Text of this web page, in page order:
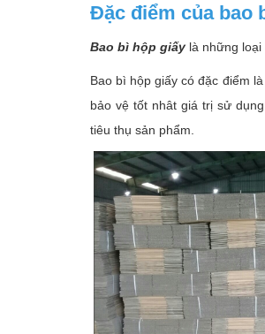
Đặc điểm của bao
Bao bì hộp giấy là những
Bao bì hộp giấy có đặc điểm
bảo vệ tốt nhât giá trị sử
tiêu thụ sản phẩm.